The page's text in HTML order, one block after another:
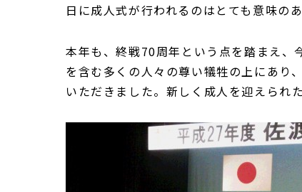
日に成人式が行われるのはとても意味の
本年も、終戦70周年という点を踏まえ
を含む多くの人々の尊い犠牲の上にあり
いただきました。新しく成人を迎えられ